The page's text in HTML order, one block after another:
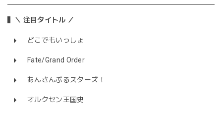
＼ 注目タイトル ／
どこでもいっしょ
Fate/Grand Order
あんさんぶるスターズ！
オルクセン王国史